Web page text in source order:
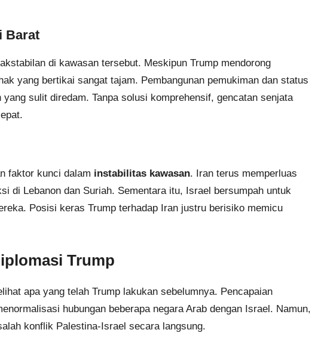
Barat
di kawasan tersebut. Meskipun Trump mendorong
yang bertikai sangat tajam. Pembangunan pemukiman dan status
sulit diredam. Tanpa solusi komprehensif, gencatan senjata
faktor kunci dalam instabilitas kawasan. Iran terus memperluas
di Lebanon dan Suriah. Sementara itu, Israel bersumpah untuk
Posisi keras Trump terhadap Iran justru berisiko memicu
Trump
apa yang telah Trump lakukan sebelumnya. Pencapaian
hubungan beberapa negara Arab dengan Israel. Namun,
konflik Palestina-Israel secara langsung.